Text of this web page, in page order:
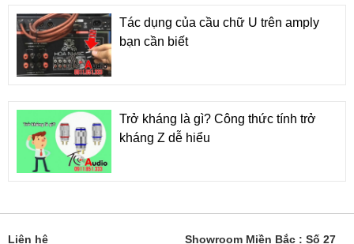
Tác dụng của cầu chữ U trên amply
bạn cần biết
Trở kháng là gì? Công thức tính trở
kháng Z dễ hiểu
Liên hệ
Showroom Miền Bắc : Số 27